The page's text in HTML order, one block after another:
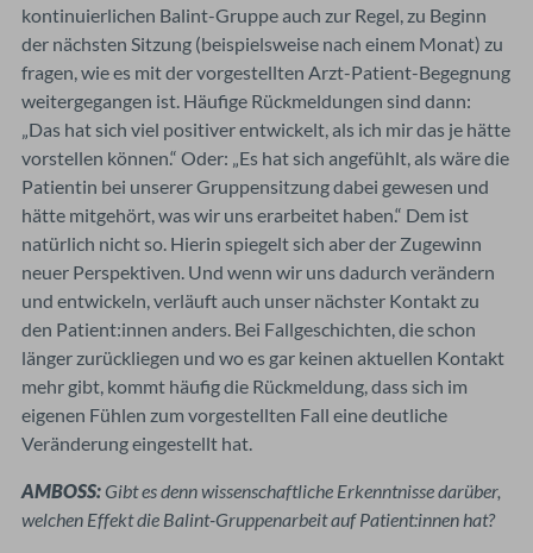
kontinuierlichen Balint-Gruppe auch zur Regel, zu Beginn
der nächsten Sitzung (beispielsweise nach einem Monat) zu
fragen, wie es mit der vorgestellten Arzt-Patient-Begegnung
weitergegangen ist. Häufige Rückmeldungen sind dann:
„Das hat sich viel positiver entwickelt, als ich mir das je hätte
vorstellen können.“ Oder: „Es hat sich angefühlt, als wäre die
Patientin bei unserer Gruppensitzung dabei gewesen und
hätte mitgehört, was wir uns erarbeitet haben.“ Dem ist
natürlich nicht so. Hierin spiegelt sich aber der Zugewinn
neuer Perspektiven. Und wenn wir uns dadurch verändern
und entwickeln, verläuft auch unser nächster Kontakt zu
den Patient:innen anders. Bei Fallgeschichten, die schon
länger zurückliegen und wo es gar keinen aktuellen Kontakt
mehr gibt, kommt häufig die Rückmeldung, dass sich im
eigenen Fühlen zum vorgestellten Fall eine deutliche
Veränderung eingestellt hat.
AMBOSS: Gibt es denn wissenschaftliche Erkenntnisse darüber,
welchen Effekt die Balint-Gruppenarbeit auf Patient:innen hat?